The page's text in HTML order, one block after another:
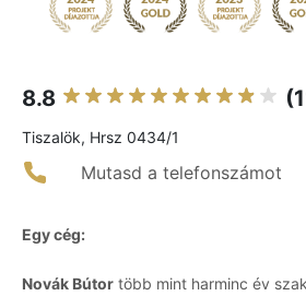
8.8
Tiszalök, Hrsz 0434/1
Mutasd a telefonszámot
Egy cég:
Novák Bútor több mint harminc év